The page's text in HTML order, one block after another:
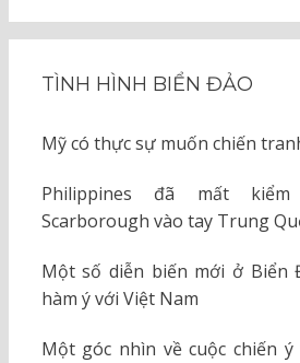
TÌNH HÌNH BIỂN ĐẢO
Mỹ có thực sự muốn chiến
Philippines đã mất
Scarborough vào tay Trung
Một số diễn biến mới ở Biển
hàm ý với Việt Nam
Một góc nhìn về cuộc chiến